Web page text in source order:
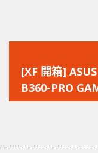
一
篇
文
[XF 開箱]
B360-PRO
聯同 CM 建立信